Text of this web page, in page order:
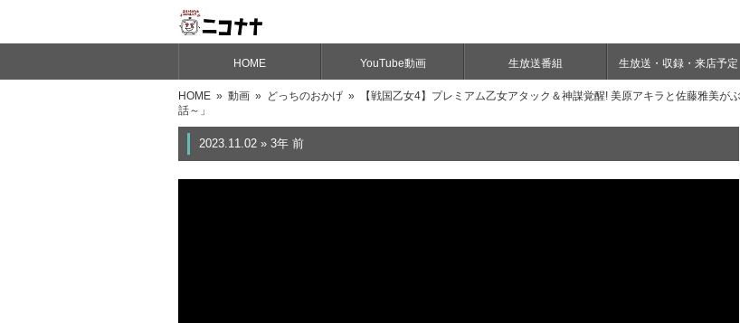
HOME YouTube動画 生放送番組 生放送・収録・来店予定
HOME » 動画 » どっちのおかげ » 【戦国乙女4】プレミアム乙女アタック＆神謀覚醒! 美原アキラと佐藤雅美が
話～」
2023.11.02 » 3年 前